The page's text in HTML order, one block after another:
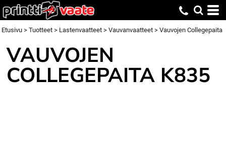
Etusivu > Tuotteet > Lastenvaatteet > Vauvanvaatteet > Vauvojen Collegepaita
VAUVOJEN
COLLEGEPAITA K835